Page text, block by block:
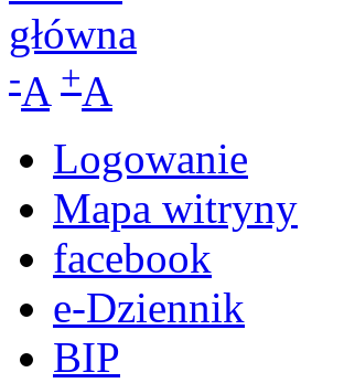
-A +A
Logowanie
Mapa witryny
facebook
e-Dziennik
BIP